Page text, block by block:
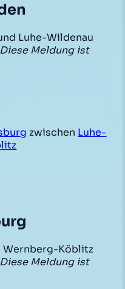
Luhe-Wildenau
Meldung ist
zwischen Luhe-
Wernberg-Köblitz
Meldung ist